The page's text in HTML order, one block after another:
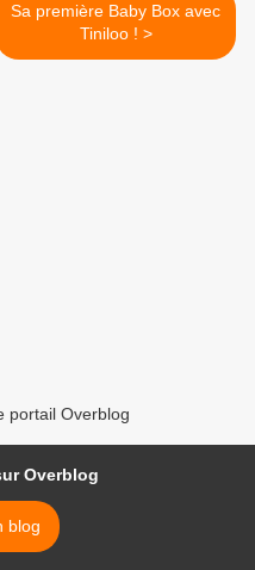
Sa première Baby Box avec
Tiniloo ! >
portail Overblog
Overblog
blog